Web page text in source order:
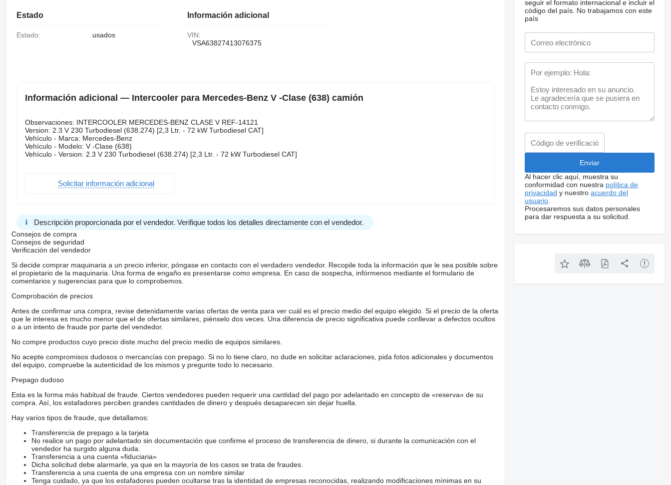
Estado
Estado: usados
Información adicional
VIN:
VSA63827413076375
Información adicional — Intercooler para Mercedes-Benz V -Clase (638) camión
Observaciones: INTERCOOLER MERCEDES-BENZ CLASE V REF-14121
Version: 2.3 V 230 Turbodiesel (638.274) [2,3 Ltr. - 72 kW Turbodiesel CAT]
Vehículo - Marca: Mercedes-Benz
Vehículo - Modelo: V -Clase (638)
Vehículo - Version: 2.3 V 230 Turbodiesel (638.274) [2,3 Ltr. - 72 kW Turbodiesel CAT]
Solicitar información adicional
Descripción proporcionada por el vendedor. Verifique todos los detalles directamente con el vendedor.
Consejos de compra
Consejos de seguridad
Verificación del vendedor
Si decide comprar maquinaria a un precio inferior, póngase en contacto con el verdadero vendedor. Recopile toda la información que le sea posible sobre
el propietario de la maquinaria. Una forma de engaño es presentarse como empresa. En caso de sospecha, infórmenos mediante el formulario de
comentarios y sugerencias para que lo comprobemos.
Comprobación de precios
Antes de confirmar una compra, revise detenidamente varias ofertas de venta para ver cuál es el precio medio del equipo elegido. Si el precio de la oferta
que le interesa es mucho menor que el de ofertas similares, piénselo dos veces. Una diferencia de precio significativa puede conllevar a defectos ocultos
o a un intento de fraude por parte del vendedor.
No compre productos cuyo precio diste mucho del precio medio de equipos similares.
No acepte compromisos dudosos o mercancías con prepago. Si no lo tiene claro, no dude en solicitar aclaraciones, pida fotos adicionales y documentos
del equipo, compruebe la autenticidad de los mismos y pregunte todo lo necesario.
Prepago dudoso
Esta es la forma más habitual de fraude. Ciertos vendedores pueden requerir una cantidad del pago por adelantado en concepto de «reserva» de su
compra. Así, los estafadores perciben grandes cantidades de dinero y después desaparecen sin dejar huella.
Hay varios tipos de fraude, que detallamos:
Transferencia de prepago a la tarjeta
No realice un pago por adelantado sin documentación que confirme el proceso de transferencia de dinero, si durante la comunicación con el
vendedor ha surgido alguna duda.
Transferencia a una cuenta «fiduciaria»
Dicha solicitud debe alarmarle, ya que en la mayoría de los casos se trata de fraudes.
Transferencia a una cuenta de una empresa con un nombre similar
Tenga cuidado, ya que los estafadores pueden ocultarse tras la identidad de empresas reconocidas, realizando modificaciones mínimas en su
seguir el formato internacional e incluir el
código del país. No trabajamos con este
país
Al hacer clic aquí, muestra su
conformidad con nuestra política de
privacidad y nuestroacuerdo del
usuario
Procesaremos sus datos personales
para dar respuesta a su solicitud.